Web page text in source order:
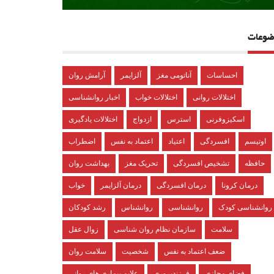
آرامش روان آلزایمر آناتومی مغز احساسات
اخبار روانشناسی اختلالات خواب اختلالات روانی
اختلالات یادگیری ازدواج استرس اسکیزوفرنی
اضطراب اعتماد به نفس اعتیاد افسردگی اوتیسم
بهداشت روان تحریک مغز تشخیص افسردگی حافظه
خواب درمان آلزایمر درمان افسردگی درمان کرونا
رشد کودکان روانشناس روانشناسی روانشناسی کودک
زوال عقل سازمان نظام روان شناسی سلامت
سلامت روان شخصیت ضعف اعتماد به نفس